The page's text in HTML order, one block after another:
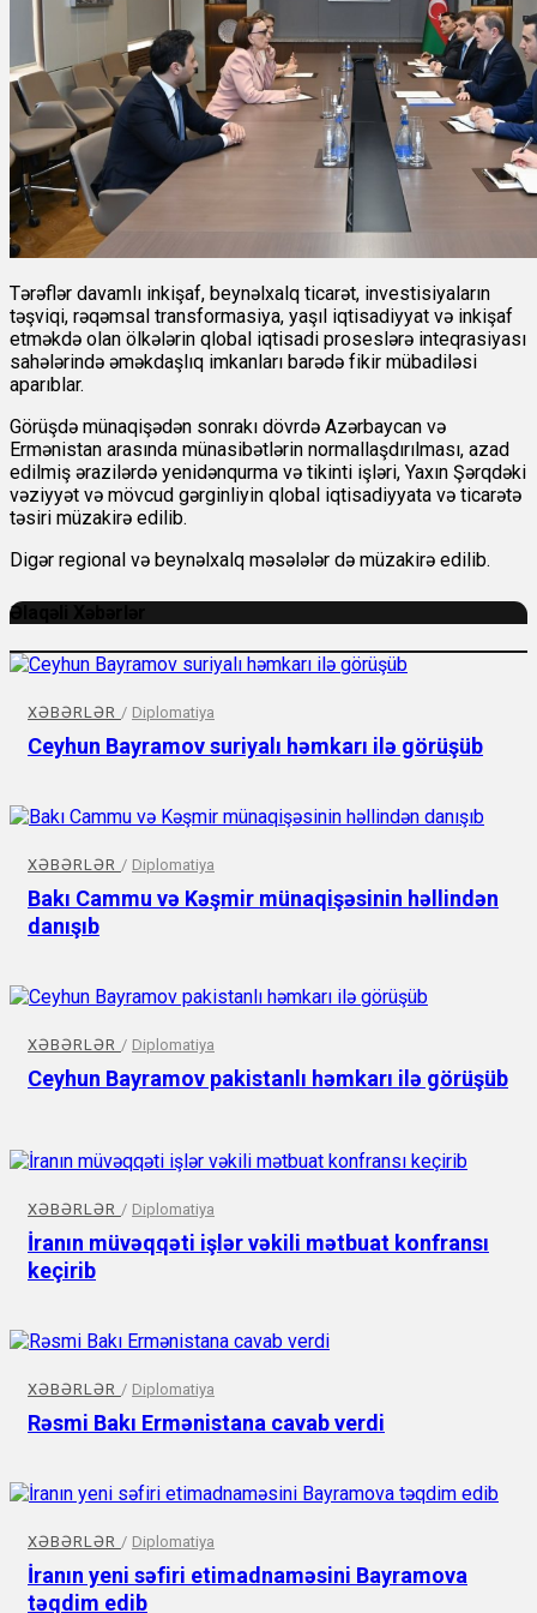
Tərəflər davamlı inkişaf, beynəlxalq ticarət, investisiyaların
təşviqi, rəqəmsal transformasiya, yaşıl iqtisadiyyat və inkişaf
etməkdə olan ölkələrin qlobal iqtisadi proseslərə inteqrasiyası
sahələrində əməkdaşlıq imkanları barədə fikir mübadiləsi
aparıblar.
Görüşdə münaqişədən sonrakı dövrdə Azərbaycan və
Ermənistan arasında münasibətlərin normallaşdırılması, azad
edilmiş ərazilərdə yenidənqurma və tikinti işləri, Yaxın Şərqdəki
vəziyyət və mövcud gərginliyin qlobal iqtisadiyyata və ticarətə
təsiri müzakirə edilib.
Digər regional və beynəlxalq məsələlər də müzakirə edilib.
Əlaqəli Xəbərlər
XƏBƏRLƏR / Diplomatiya
Ceyhun Bayramov suriyalı həmkarı ilə görüşüb
XƏBƏRLƏR / Diplomatiya
Bakı Cammu və Kəşmir münaqişəsinin həllindən
danışıb
XƏBƏRLƏR / Diplomatiya
Ceyhun Bayramov pakistanlı həmkarı ilə görüşüb
XƏBƏRLƏR / Diplomatiya
İranın müvəqqəti işlər vəkili mətbuat konfransı
keçirib
XƏBƏRLƏR / Diplomatiya
Rəsmi Bakı Ermənistana cavab verdi
XƏBƏRLƏR / Diplomatiya
İranın yeni səfiri etimadnaməsini Bayramova
təqdim edib